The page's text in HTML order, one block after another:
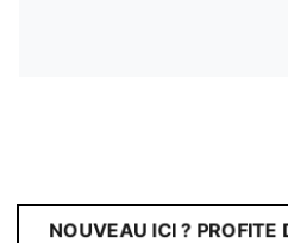
NOUVEAU ICI ? PROFITE